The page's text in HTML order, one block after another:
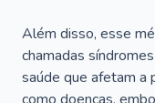
Além disso, esse
chamadas
saúde que afetam a